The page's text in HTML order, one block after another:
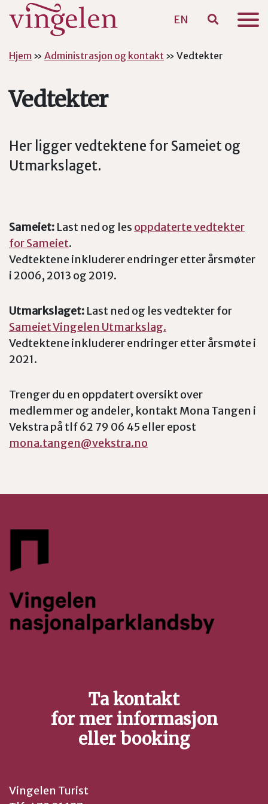
EN
Hjem » Administrasjon og kontakt » Vedtekter
Vedtekter
Her ligger vedtektene for Sameiet og
Utmarkslaget.
Sameiet: Last ned og les oppdaterte vedtekter
for Sameiet.
Vedtektene inkluderer endringer etter årsmøter
i 2006, 2013 og 2019.
Utmarkslaget: Last ned og les vedtekter for
Sameiet Vingelen Utmarkslag.
Vedtektene inkluderer endringer etter årsmøte i
2021.
Trenger du en oppdatert oversikt over
medlemmer og andeler, kontakt Mona Tangen i
Vekstra på tlf 62 79 06 45 eller epost
mona.tangen@vekstra.no
Ta kontakt
for mer informasjon
eller booking
Vingelen Turist